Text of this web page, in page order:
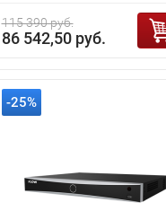
115 390 руб.
86 542,50 руб.
-25%